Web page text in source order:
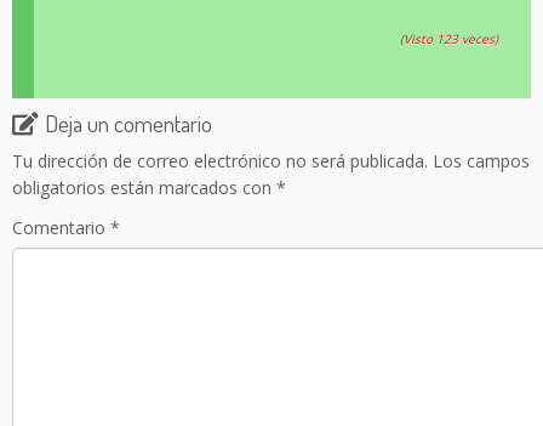
(Visto 123 veces)
Deja un comentario
Tu dirección de correo electrónico no será publicada. Los campos
obligatorios están marcados con *
Comentario *